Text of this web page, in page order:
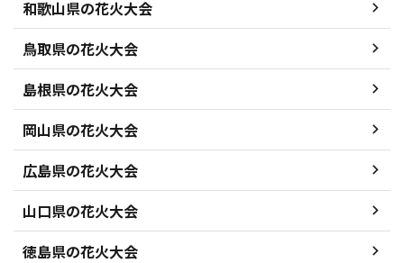
和歌山県の花火大会
鳥取県の花火大会
島根県の花火大会
岡山県の花火大会
広島県の花火大会
山口県の花火大会
徳島県の花火大会